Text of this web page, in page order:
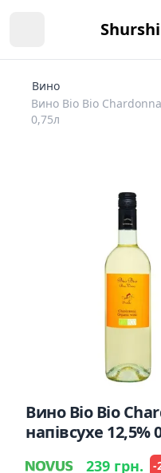
Вино
Вино Bio Bio
0,75л
Вино Bio Bio
напівсухе 12,5%
239 грн. -